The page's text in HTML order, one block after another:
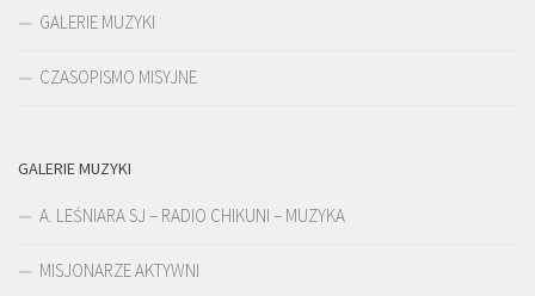
GALERIE MUZYKI
CZASOPISMO MISYJNE
GALERIE MUZYKI
A. LEŚNIARA SJ – RADIO CHIKUNI – MUZYKA
MISJONARZE AKTYWNI